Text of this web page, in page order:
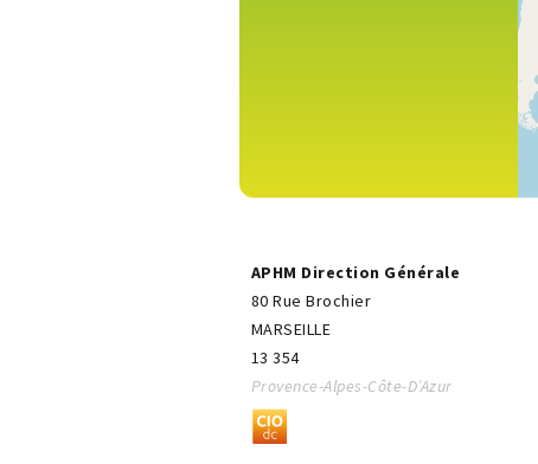
APHM Direction Générale
80 Rue Brochier
MARSEILLE
13 354
Provence-Alpes-Côte-D’Azur